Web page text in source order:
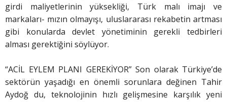
girdi maliyetlerinin yüksekliği, Türk malı imajı ve
markaları- mızın olmayışı, uluslararası rekabetin artması
gibi konularda devlet yönetiminin gerekli tedbirleri
alması gerektiğini söylüyor.
“ACİL EYLEM PLANI GEREKİYOR” Son olarak Türkiye’de
sektörün yaşadığı en önemli sorunlara değinen Tahir
Aydoğ du, teknolojinin hızlı gelişmesine karşılık yeni